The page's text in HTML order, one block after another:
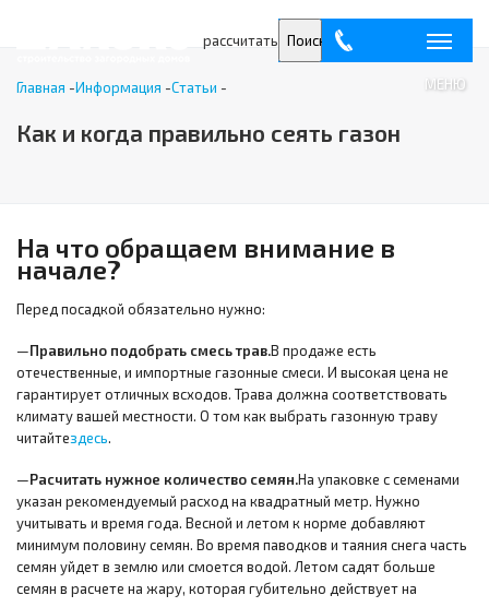
рассчитать
МЕНЮ
Поиск
Главная -Информация -Статьи -
Как и когда правильно сеять газон
На что обращаем внимание в
начале?
Перед посадкой обязательно нужно:
—Правильно подобрать смесь трав.В продаже есть
отечественные, и импортные газонные смеси. И высокая цена не
гарантирует отличных всходов. Трава должна соответствовать
климату вашей местности. О том как выбрать газонную траву
читайтездесь.
—Расчитать нужное количество семян.На упаковке с семенами
указан рекомендуемый расход на квадратный метр. Нужно
учитывать и время года. Весной и летом к норме добавляют
минимум половину семян. Во время паводков и таяния снега часть
семян уйдет в землю или смоется водой. Летом садят больше
семян в расчете на жару, которая губительно действует на